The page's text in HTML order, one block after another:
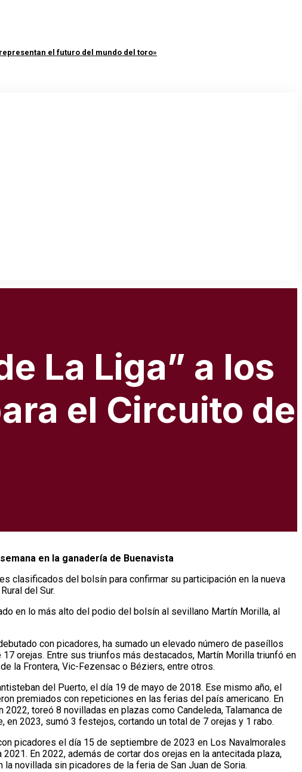
el futuro del mundo del toro»
La Liga” a los
el Circuito de
en la ganadería de Buenavista
clasificados del bolsín para confirmar su participación en la nueva
del Sur.
en lo más alto del podio del bolsín al sevillano Martín Morilla, al
con picadores, ha sumado un elevado número de paseíllos
orejas. Entre sus triunfos más destacados, Martín Morilla triunfó en
la Frontera, Vic-Fezensac o Béziers, entre otros.
del Puerto, el día 19 de mayo de 2018. Ese mismo año, el
premiados con repeticiones en las ferias del país americano. En
toreó 8 novilladas en plazas como Candeleda, Talamanca de
en 2023, sumó 3 festejos, cortando un total de 7 orejas y 1 rabo.
picadores el día 15 de septiembre de 2023 en Los Navalmorales
En 2022, además de cortar dos orejas en la antecitada plaza,
novillada sin picadores de la feria de San Juan de Soria.